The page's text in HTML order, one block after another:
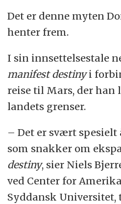
Det er denne myten
henter frem.
I sin innsettelsestale
manifest destinyi
reise til Mars, der han
landets grenser.
– Det er svært spesielt
som snakker om
destiny, sier Niels
ved Center for
Syddansk Universitet,